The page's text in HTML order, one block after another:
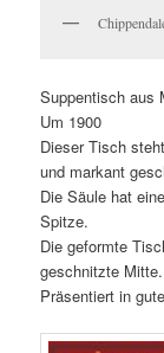
Suppentisch aus
Um 1900
Dieser Tisch
und markant
Die Säule hat
Spitze.
Die geformte
geschnitzte Mitte.
Präsentiert in